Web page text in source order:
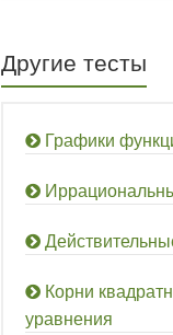
Другие тесты
Графики
Корни
уравнения